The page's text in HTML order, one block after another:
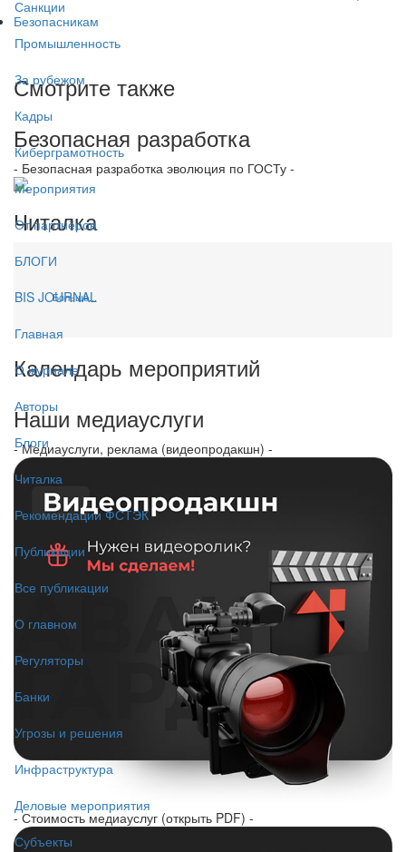
Санкции
Промышленность
За рубежом
Кадры
Киберграмотность
Мероприятия
От партнёров
БЛОГИ
BIS JOURNAL
Главная
О журнале
Авторы
Блоги
Читалка
Рекомендации ФСТЭК
Публикации
Все публикации
О главном
Регуляторы
Банки
Угрозы и решения
Инфраструктура
Деловые мероприятия
Субъекты
Безопасникам
Смотрите также
Безопасная разработка
- Безопасная разработка эволюция по ГОСТу -
Читалка
Больше...
Календарь мероприятий
Наши медиауслуги
- Медиауслуги, реклама (видеопродакшн) -
- Стоимость медиауслуг (открыть PDF) -